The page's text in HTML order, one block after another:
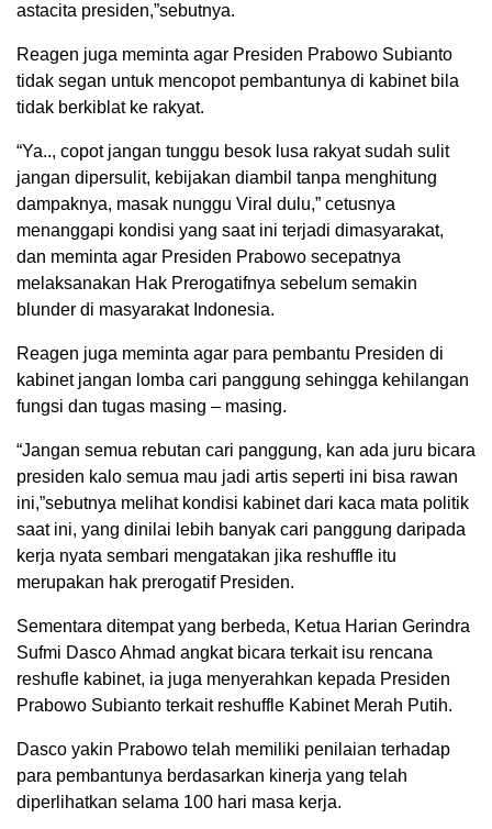
astacita presiden,”sebutnya.
Reagen juga meminta agar Presiden Prabowo Subianto
tidak segan untuk mencopot pembantunya di kabinet bila
tidak berkiblat ke rakyat.
“Ya.., copot jangan tunggu besok lusa rakyat sudah sulit
jangan dipersulit, kebijakan diambil tanpa menghitung
dampaknya, masak nunggu Viral dulu,” cetusnya
menanggapi kondisi yang saat ini terjadi dimasyarakat,
dan meminta agar Presiden Prabowo secepatnya
melaksanakan Hak Prerogatifnya sebelum semakin
blunder di masyarakat Indonesia.
Reagen juga meminta agar para pembantu Presiden di
kabinet jangan lomba cari panggung sehingga kehilangan
fungsi dan tugas masing – masing.
“Jangan semua rebutan cari panggung, kan ada juru bicara
presiden kalo semua mau jadi artis seperti ini bisa rawan
ini,”sebutnya melihat kondisi kabinet dari kaca mata politik
saat ini, yang dinilai lebih banyak cari panggung daripada
kerja nyata sembari mengatakan jika reshuffle itu
merupakan hak prerogatif Presiden.
Sementara ditempat yang berbeda, Ketua Harian Gerindra
Sufmi Dasco Ahmad angkat bicara terkait isu rencana
reshufle kabinet, ia juga menyerahkan kepada Presiden
Prabowo Subianto terkait reshuffle Kabinet Merah Putih.
Dasco yakin Prabowo telah memiliki penilaian terhadap
para pembantunya berdasarkan kinerja yang telah
diperlihatkan selama 100 hari masa kerja.